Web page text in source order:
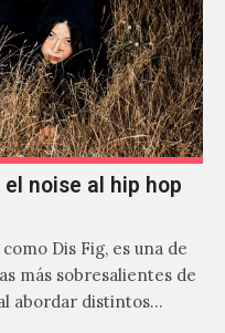
noise al hip hop
Dis Fig, es una de
más sobresalientes de
abordar distintos